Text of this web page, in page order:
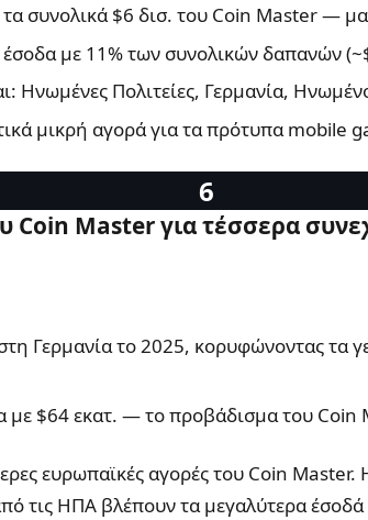
συνολικά $6 δισ. του Coin Master —
με 11% των συνολικών δαπανών
Ηνωμένες Πολιτείες, Γερμανία,
μικρή αγορά για τα πρότυπα mobile
Coin Master για τέσσερα
Γερμανία το 2025, κορυφώνοντας τα
με $64 εκατ. — το προβάδισμα του
ευρωπαϊκές αγορές του Coin Master.
τις ΗΠΑ βλέπουν τα μεγαλύτερα έσοδά